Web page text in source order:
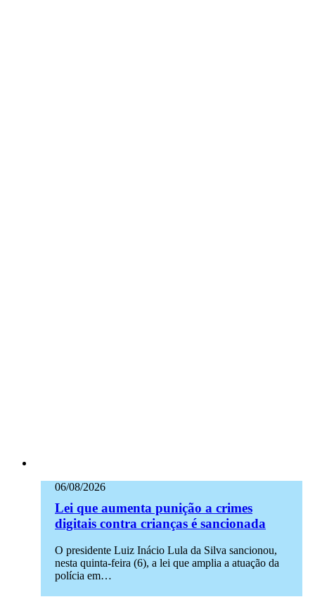
06/08/2026
Lei que aumenta punição a crimes
digitais contra crianças é sancionada
O presidente Luiz Inácio Lula da Silva sancionou,
nesta quinta-feira (6), a lei que amplia a atuação da
polícia em…